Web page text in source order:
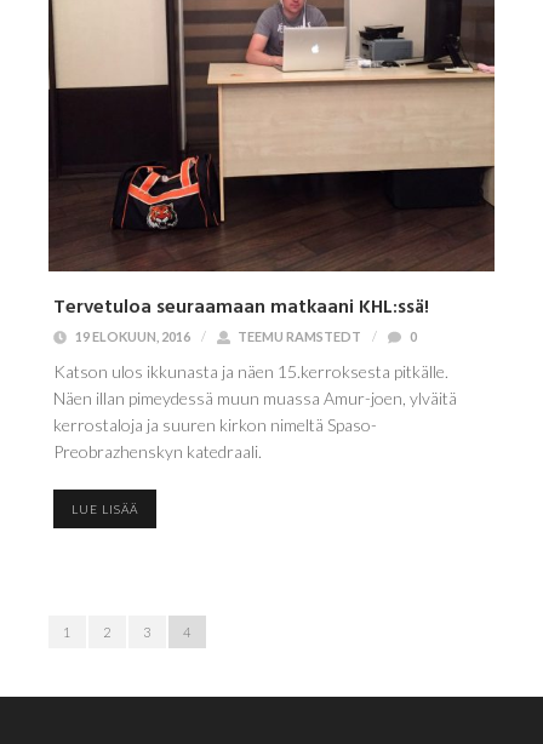
Tervetuloa seuraamaan matkaani KHL:ssä!
19 ELOKUUN, 2016 / TEEMU RAMSTEDT / 0
Katson ulos ikkunasta ja näen 15.kerroksesta pitkälle.
Näen illan pimeydessä muun muassa Amur-joen, ylväitä
kerrostaloja ja suuren kirkon nimeltä Spaso-
Preobrazhenskyn katedraali.
LUE LISÄÄ
1 2 3 4